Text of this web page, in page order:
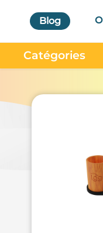
Blog
Catégories
Au Bureau
Textiles &
Vêtements de